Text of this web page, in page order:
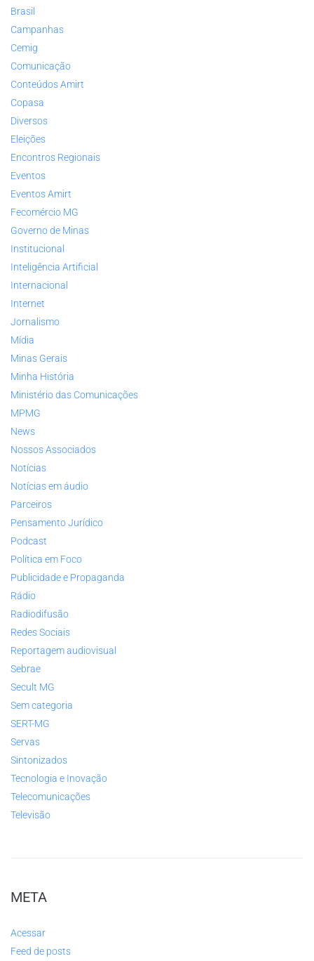
Brasil
Campanhas
Cemig
Comunicação
Conteúdos Amirt
Copasa
Diversos
Eleições
Encontros Regionais
Eventos
Eventos Amirt
Fecomércio MG
Governo de Minas
Institucional
Inteligência Artificial
Internacional
Internet
Jornalismo
Mídia
Minas Gerais
Minha História
Ministério das Comunicações
MPMG
News
Nossos Associados
Notícias
Notícias em áudio
Parceiros
Pensamento Jurídico
Podcast
Política em Foco
Publicidade e Propaganda
Rádio
Radiodifusão
Redes Sociais
Reportagem audiovisual
Sebrae
Secult MG
Sem categoria
SERT-MG
Servas
Sintonizados
Tecnologia e Inovação
Telecomunicações
Televisão
META
Acessar
Feed de posts